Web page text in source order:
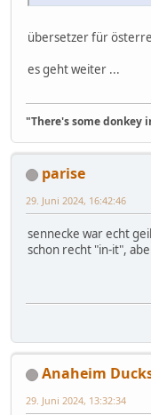
übersetzer für
es geht weiter ...
"There's some donkey
parise
29. Juni 2024, 16:42:46
sennecke war echt geil
schon recht "in-it",
Anaheim
29. Juni 2024, 13:32:34